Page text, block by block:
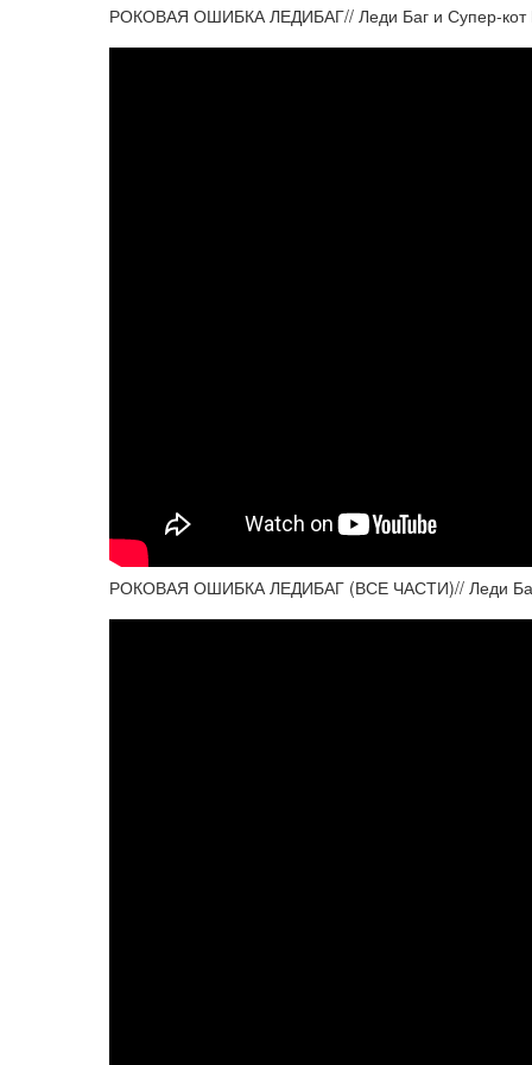
РОКОВАЯ ОШИБКА ЛЕДИБАГ// Леди Баг и Супер-кот
РОКОВАЯ ОШИБКА ЛЕДИБАГ (ВСЕ ЧАСТИ)// Леди Баг